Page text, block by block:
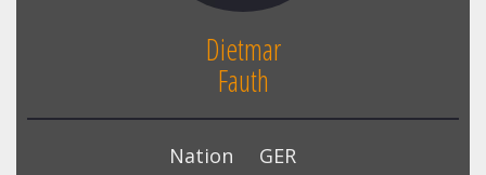
Dietmar
Fauth
Nation
GER